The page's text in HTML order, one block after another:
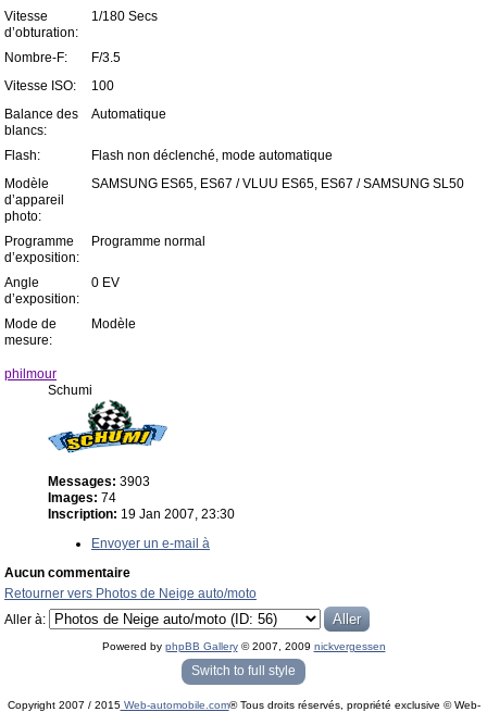
Vitesse
d’obturation:
1/180 Secs
Nombre-F:
F/3.5
Vitesse ISO:
100
Balance des
blancs:
Automatique
Flash:
Flash non déclenché, mode automatique
Modèle
d’appareil
photo:
SAMSUNG ES65, ES67 / VLUU ES65, ES67 / SAMSUNG SL50
Programme
d’exposition:
Programme normal
Angle
d’exposition:
0 EV
Mode de
mesure:
Modèle
philmour
Schumi
Messages: 3903
Images: 74
Inscription: 19 Jan 2007, 23:30
Envoyer un e-mail à
Aucun commentaire
Retourner vers Photos de Neige auto/moto
Aller à:
Powered by phpBB Gallery© 2007, 2009 nickvergessen
« phpBB Gallery » - Traduction française par
darky
Switch to full style
Copyright 2007 / 2015Web-automobile.com® Tous droits réservés, propriété exclusive © Web-